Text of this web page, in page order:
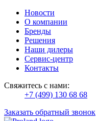
Новости
О компании
Бренды
Решения
Наши дилеры
Сервис-центр
Контакты
Свяжитесь с нами:
+7 (499) 130 68 68
Заказать обратный звонок